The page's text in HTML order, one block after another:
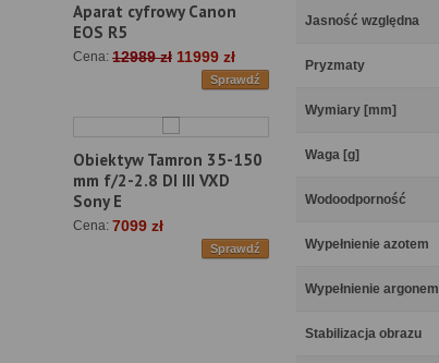
Aparat cyfrowy Canon
EOS R5
Cena: 12989 zł 11999 zł
Sprawdź
Obiektyw Tamron 35-150
mm f/2-2.8 DI III VXD
Sony E
Cena: 7099 zł
Sprawdź
Jasność względna
Pryzmaty
Wymiary [mm]
Waga [g]
Wodoodporność
Wypełnienie azotem
Wypełnienie argonem
Stabilizacja obrazu